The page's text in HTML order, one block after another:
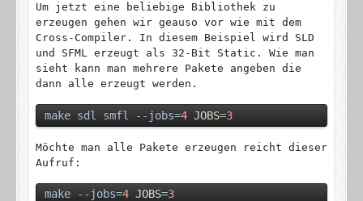
Um jetzt eine beliebige Bibliothek zu
erzeugen gehen wir geauso vor wie mit dem
Cross-Compiler. In diesem Beispiel wird SLD
und SFML erzeugt als 32-Bit Static. Wie man
sieht kann man mehrere Pakete angeben die
dann alle erzeugt werden.
make sdl smfl --jobs=4 JOBS=3
Möchte man alle Pakete erzeugen reicht dieser
Aufruf:
make --jobs=4 JOBS=3